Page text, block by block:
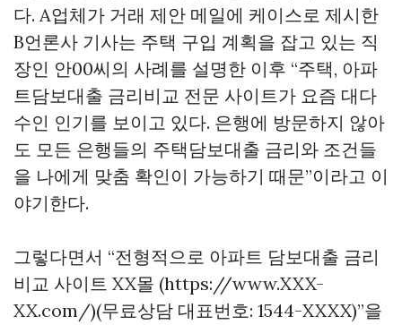
다. A업체가 거래 제안 메일에 케이스로 제시한
B언론사 기사는 주택 구입 계획을 잡고 있는 직
장인 안00씨의 사례를 설명한 이후 “주택, 아파
트담보대출 금리비교 전문 사이트가 요즘 대다
수인 인기를 보이고 있다. 은행에 방문하지 않아
도 모든 은행들의 주택담보대출 금리와 조건들
을 나에게 맞춤 확인이 가능하기 때문”이라고 이
야기한다.
그렇다면서 “전형적으로 아파트 담보대출 금리
비교 사이트 XX몰 (https://www.XXX-
XX.com/)(무료상담 대표번호: 1544-XXXX)”을